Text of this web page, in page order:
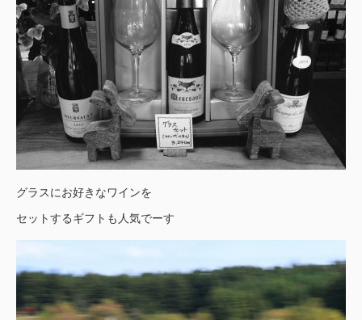
グラスにお好きなワインを
セットするギフトも人気でーす